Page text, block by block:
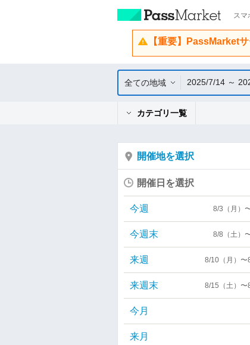
スマ
【重要】PassMarket
全ての地域 2025/7/14 ～
カテゴリ一覧
開催地を選択
開催日を選択
今週 8/3（月）
今週末 8/8（土）
来週 8/10（月）〜
来週末 8/15（土）〜
今月
来月